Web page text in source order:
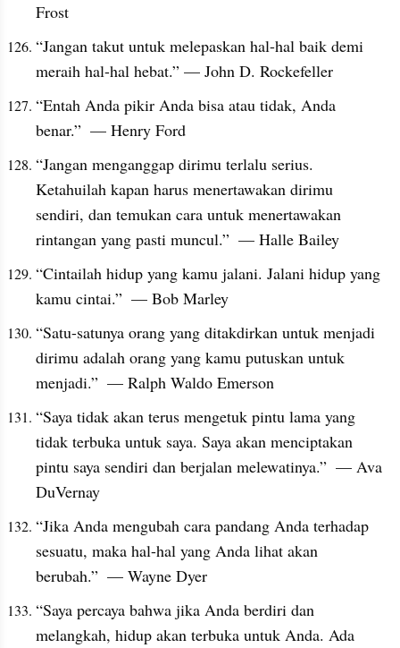
Frost
“Jangan takut untuk melepaskan hal-hal baik demi
meraih hal-hal hebat.” — John D. Rockefeller
“Entah Anda pikir Anda bisa atau tidak, Anda
benar.”  — Henry Ford
“Jangan menganggap dirimu terlalu serius.
Ketahuilah kapan harus menertawakan dirimu
sendiri, dan temukan cara untuk menertawakan
rintangan yang pasti muncul.”  — Halle Bailey
“Cintailah hidup yang kamu jalani. Jalani hidup yang
kamu cintai.”  — Bob Marley
“Satu-satunya orang yang ditakdirkan untuk menjadi
dirimu adalah orang yang kamu putuskan untuk
menjadi.”  — Ralph Waldo Emerson
“Saya tidak akan terus mengetuk pintu lama yang
tidak terbuka untuk saya. Saya akan menciptakan
pintu saya sendiri dan berjalan melewatinya.”  — Ava
DuVernay
“Jika Anda mengubah cara pandang Anda terhadap
sesuatu, maka hal-hal yang Anda lihat akan
berubah.”  — Wayne Dyer
“Saya percaya bahwa jika Anda berdiri dan
melangkah, hidup akan terbuka untuk Anda. Ada